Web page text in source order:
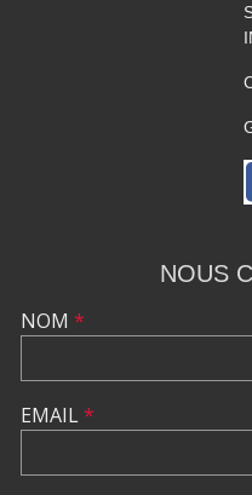
NOUS
NOM *
EMAIL*